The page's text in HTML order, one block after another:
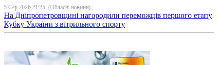
5 Сер 2026 21:25 (Обласні новини)
На Дніпропетровщині нагородили переможців першого етапу
Кубку України з вітрильного спорту